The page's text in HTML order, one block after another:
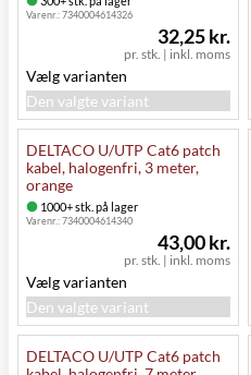
Varenr.:7340004614326
pr. stk. | inkl. moms
32,25 kr.
Vælg varianten
Den valgte variant
DELTACO U/UTP Cat6 patch
kabel, halogenfri, 3 meter,
orange
1000+ stk. på lager
Varenr.:7340004614340
pr. stk. | inkl. moms
43,00 kr.
Vælg varianten
Den valgte variant
DELTACO U/UTP Cat6 patch